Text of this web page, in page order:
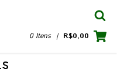
0 Itens | R$0,00